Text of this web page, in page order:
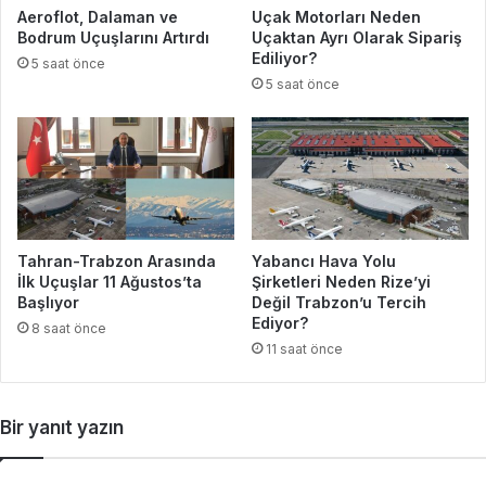
Aeroflot, Dalaman ve
Bodrum Uçuşlarını Artırdı
5 saat önce
Uçak Motorları Neden
Uçaktan Ayrı Olarak Sipariş
Ediliyor?
5 saat önce
Tahran-Trabzon Arasında
İlk Uçuşlar 11 Ağustos’ta
Başlıyor
8 saat önce
Yabancı Hava Yolu
Şirketleri Neden Rize’yi
Değil Trabzon’u Tercih
Ediyor?
11 saat önce
Bir yanıt yazın